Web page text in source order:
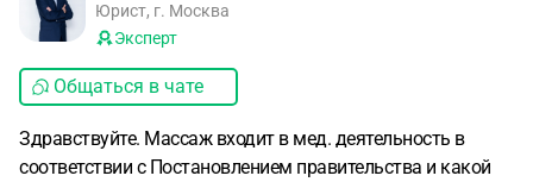
Юрист, г. Москва
Эксперт
Общаться в чате
Здравствуйте. Массаж входит в мед. деятельность в
соответствии с Постановлением правительства и какой